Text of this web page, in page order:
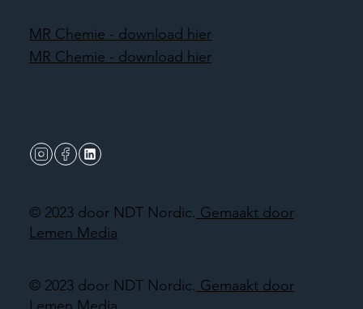
© 2023 door NDT Nordic. Gemaakt door
© 2023 door NDT Nordic. Gemaakt door
Lemen Media
MR Chemie - download hier
MR Chemie - download hier